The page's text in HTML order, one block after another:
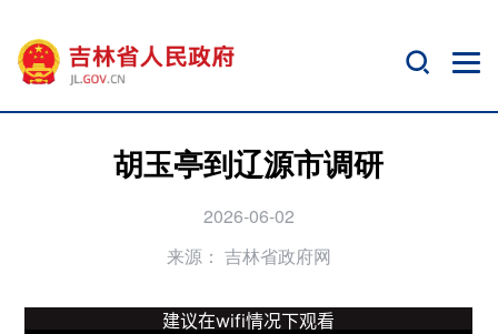
胡玉亭到辽源市调研
2026-06-02
来源： 吉林省政府网